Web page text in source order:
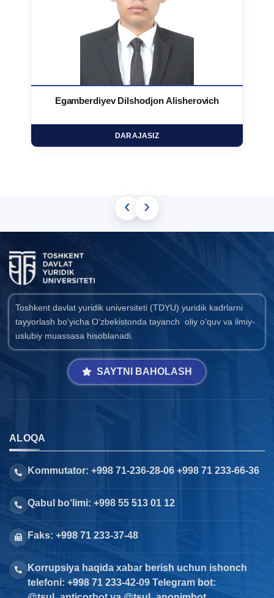
Egamberdiyev Dilshodjon Alisherovich
DARAJASIZ
‹ ›
Toshkent davlat yuridik universiteti (TDYU) yuridik kadrlarni
tayyorlash bo‘yicha O‘zbekistonda tayanch oliy o‘quv va ilmiy-
uslubiy muassasa hisoblanadi.
SAYTNI BAHOLASH
ALOQA
Kommutator: +998 71-236-28-06 +998 71 233-66-36
Qabul bo‘limi: +998 55 513 01 12
Faks: +998 71 233-37-48
Korrupsiya haqida xabar berish uchun ishonch
telefoni: +998 71 233-42-09 Telegram bot: